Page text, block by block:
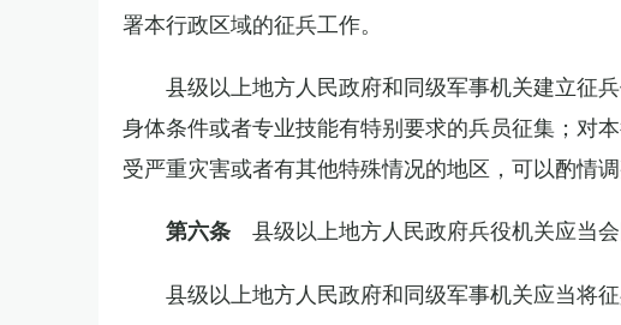
署本行政区域的征兵工作。
县级以上地方人民政府和同级军事机关建立征
身体条件或者专业技能有特别要求的兵员征集；对
受严重灾害或者有其他特殊情况的地区，可以酌情调
第六条 县级以上地方人民政府兵役机关应当
县级以上地方人民政府和同级军事机关应当将